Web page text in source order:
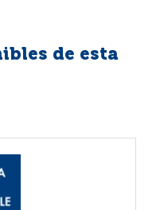
de esta